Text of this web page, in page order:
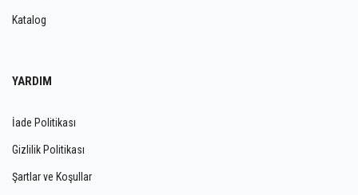
Katalog
YARDIM
İade Politikası
Gizlilik Politikası
Şartlar ve Koşullar